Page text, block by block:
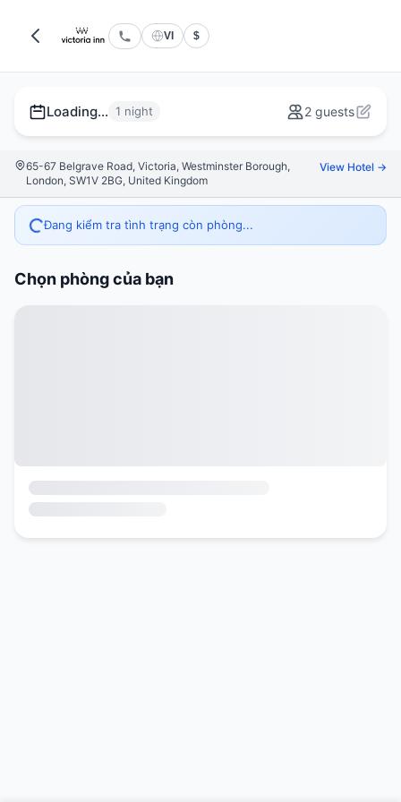
VI $
Loading... 1 night 2 guests
65-67 Belgrave Road, Victoria, Westminster Borough,
London, SW1V 2BG, United Kingdom
View Hotel →
Đang kiểm tra tình trạng còn phòng...
Chọn phòng của bạn